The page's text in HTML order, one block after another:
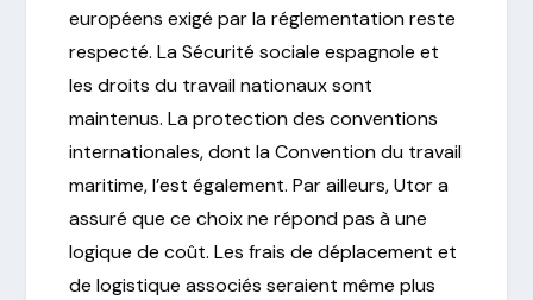
européens exigé par la réglementation reste
respecté. La Sécurité sociale espagnole et
les droits du travail nationaux sont
maintenus. La protection des conventions
internationales, dont la Convention du travail
maritime, l’est également. Par ailleurs, Utor a
assuré que ce choix ne répond pas à une
logique de coût. Les frais de déplacement et
de logistique associés seraient même plus